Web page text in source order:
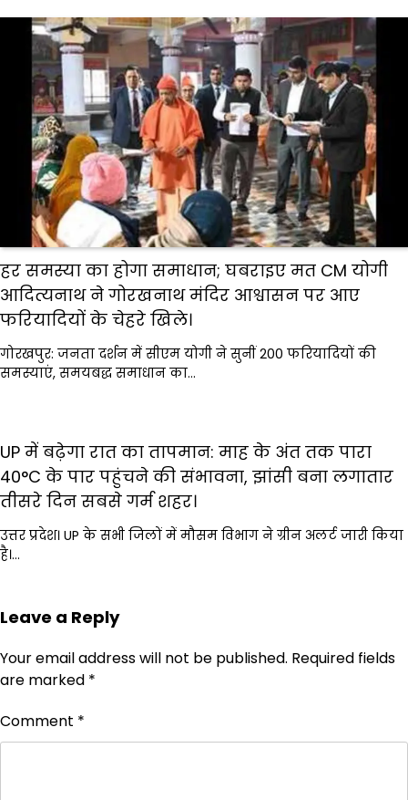
हर समस्या का होगा समाधान; घबराइए मत CM योगी
आदित्यनाथ ने गोरखनाथ मंदिर आश्वासन पर आए
फरियादियों के चेहरे खिले।
गोरखपुर: जनता दर्शन में सीएम योगी ने सुनीं 200 फरियादियों की
समस्याएं, समयबद्ध समाधान का…
UP में बढ़ेगा रात का तापमान: माह के अंत तक पारा
40°C के पार पहुंचने की संभावना, झांसी बना लगातार
तीसरे दिन सबसे गर्म शहर।
उत्तर प्रदेश। UP के सभी जिलों में मौसम विभाग ने ग्रीन अलर्ट जारी किया
है।…
Leave a Reply
Your email address will not be published. Required fields
are marked *
Comment *